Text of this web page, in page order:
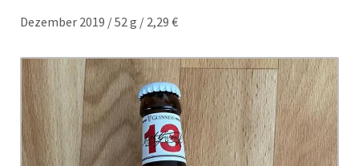
Dezember 2019 / 52 g / 2,29 €